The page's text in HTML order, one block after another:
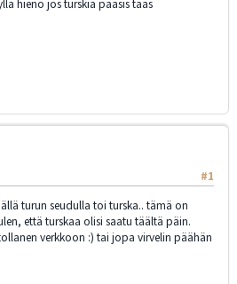
hieno jos turskia pääsis taas
#1
turun seudulla toi turska.. tämä on
että turskaa olisi saatu täältä päin.
verkkoon :) tai jopa virvelin päähän